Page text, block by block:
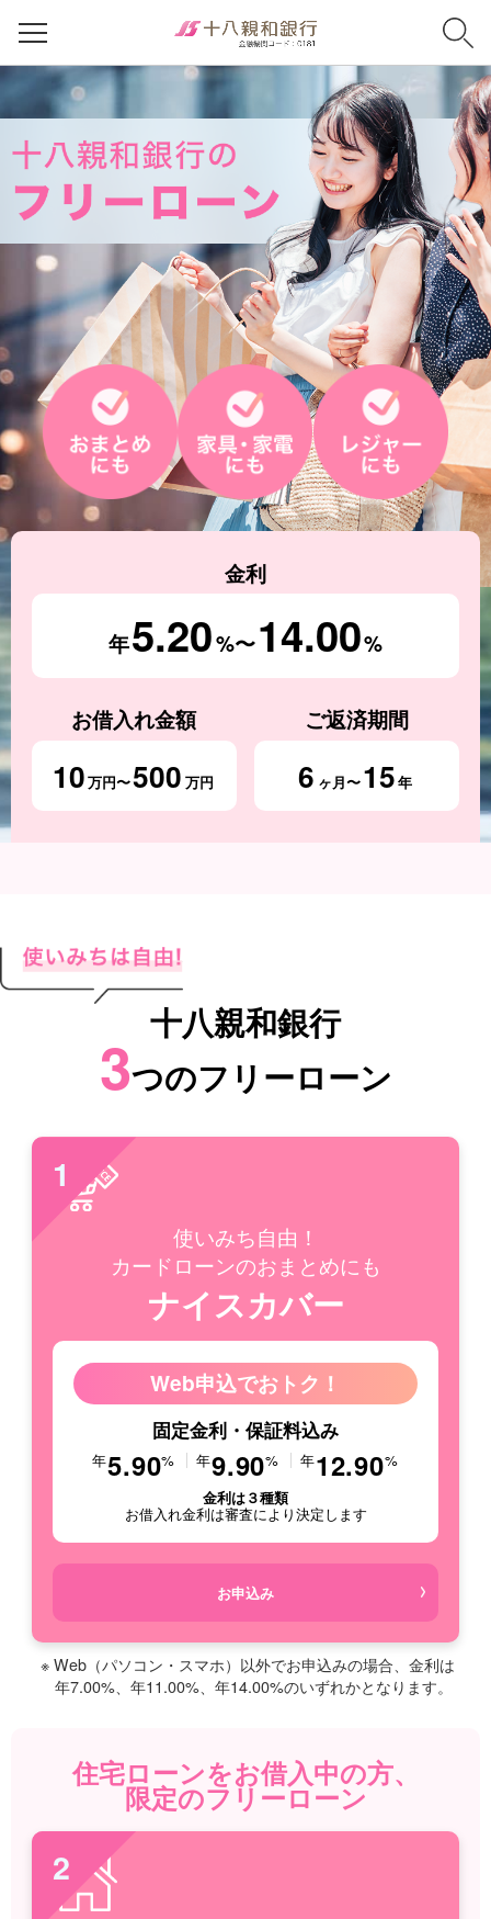
金利
年5.20%〜14.00%
お借入れ金額
10万円〜500 万円
ご返済期間
6 ヶ月〜15年
十八親和銀行
3つのフリーローン
1
使いみち自由！
カードローンのおまとめにも
ナイスカバー
Web申込でおトク！
固定金利・保証料込み
年5.90% 年9.90% 年12.90%
金利は３種類
お借入れ金利は審査により決定します
お申込み
※ Web（パソコン・スマホ）以外でお申込みの場合、金利は
年7.00%、年11.00%、年14.00%のいずれかとなります。
住宅ローンをお借入中の方、
限定のフリーローン
2